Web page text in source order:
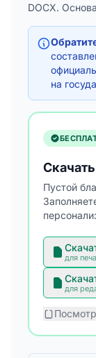
DOCX.
на
Пустой
для
для